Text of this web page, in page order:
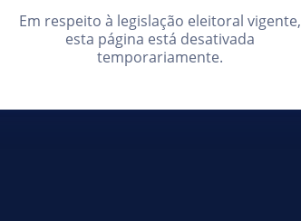
Em respeito à legislação eleitoral vigente,
esta página está desativada
temporariamente.